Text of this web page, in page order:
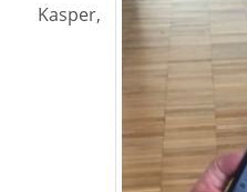
Kasper,